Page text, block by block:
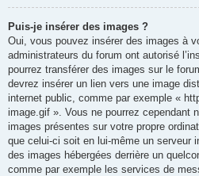
Puis-je insérer des images ?
Oui, vous pouvez insérer des images à
administrateurs du forum ont autorisé
pourrez transférer des images sur le
devrez insérer un lien vers une image
internet public, comme par exemple «
image.gif ». Vous ne pourrez cependant
images présentes sur votre propre
que celui-ci soit en lui-même un serveur
des images hébergées derrière un
comme par exemple les services de